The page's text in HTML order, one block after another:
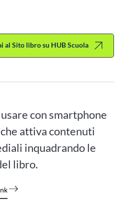
al Sito libro su HUB Scuola
usare con smartphone
attiva contenuti
inquadrando le
libro.